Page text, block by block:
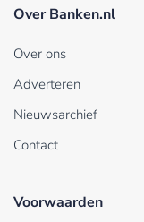
Over Banken.nl
Over ons
Adverteren
Nieuwsarchief
Contact
Voorwaarden